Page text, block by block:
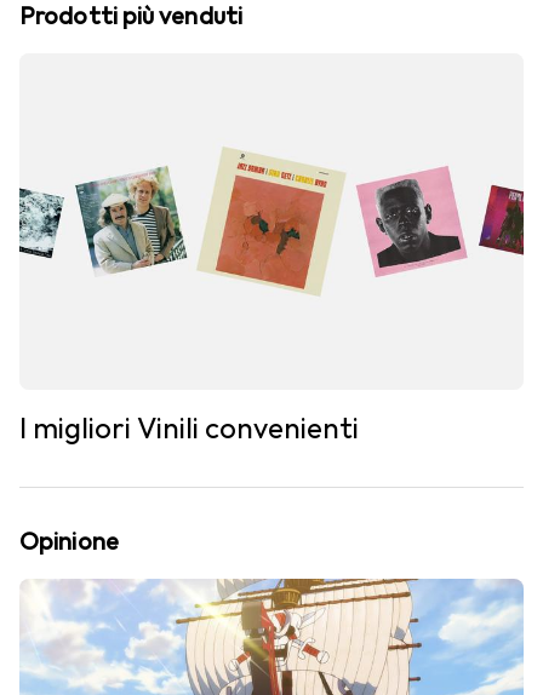
Prodotti più venduti
I migliori Vinili convenienti
Opinione